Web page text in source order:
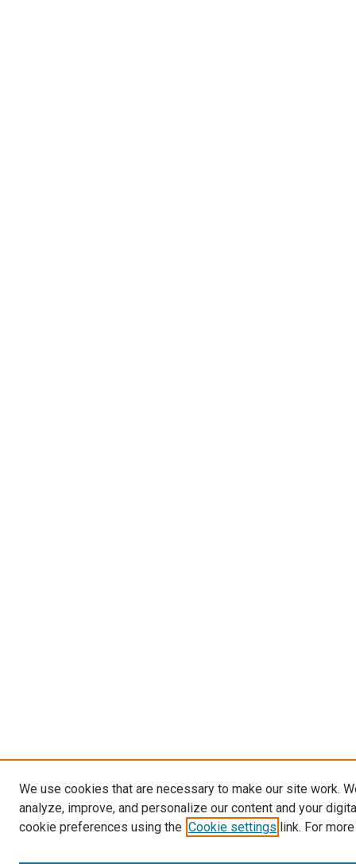
We use cookies that are necessary to make our site work.
analyze, improve, and personalize our content and your
cookie preferences using the Cookie settings link. For